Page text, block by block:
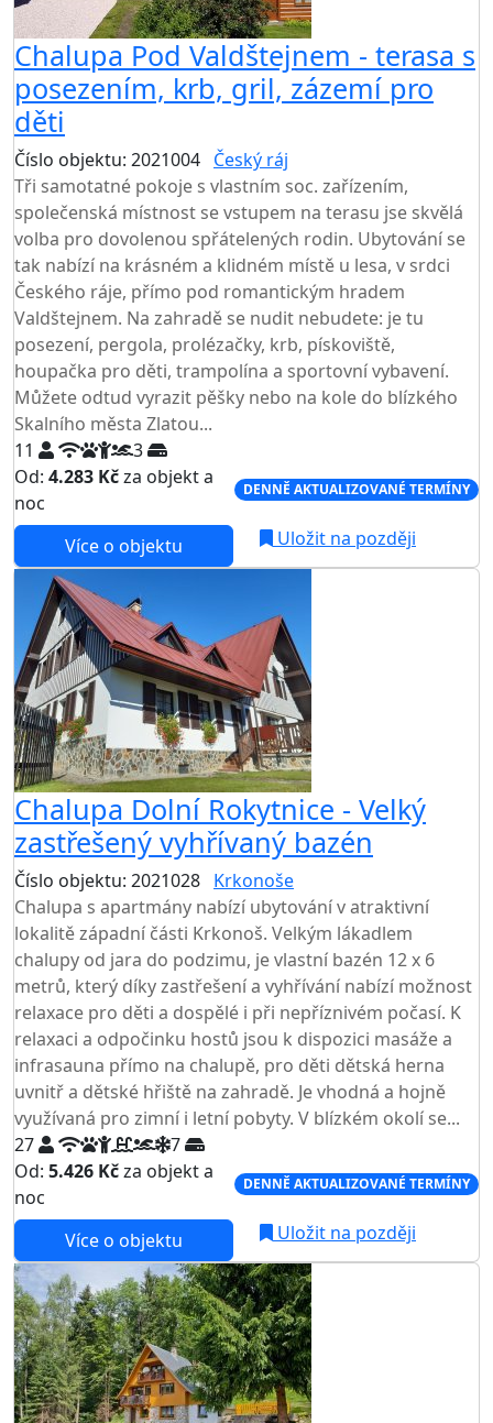
Chalupa Pod Valdštejnem - terasa s
posezením, krb, gril, zázemí pro
děti
Číslo objektu: 2021004 Český ráj
Tři samotatné pokoje s vlastním soc. zařízením,
společenská místnost se vstupem na terasu jse skvělá
volba pro dovolenou spřátelených rodin. Ubytování se
tak nabízí na krásném a klidném místě u lesa, v srdci
Českého ráje, přímo pod romantickým hradem
Valdštejnem. Na zahradě se nudit nebudete: je tu
posezení, pergola, prolézačky, krb, pískoviště,
houpačka pro děti, trampolína a sportovní vybavení.
Můžete odtud vyrazit pěšky nebo na kole do blízkého
Skalního města Zlatou...
11
3
Od: 4.283 Kčza objekt a
noc
DENNĚ AKTUALIZOVANÉ TERMÍNY
Více o objektu Uložit na později
Chalupa Dolní Rokytnice - Velký
zastřešený vyhřívaný bazén
Číslo objektu: 2021028 Krkonoše
Chalupa s apartmány nabízí ubytování v atraktivní
lokalitě západní části Krkonoš. Velkým lákadlem
chalupy od jara do podzimu, je vlastní bazén 12 x 6
metrů, který díky zastřešení a vyhřívání nabízí možnost
relaxace pro děti a dospělé i při nepříznivém počasí. K
relaxaci a odpočinku hostů jsou k dispozici masáže a
infrasauna přímo na chalupě, pro děti dětská herna
uvnitř a dětské hřiště na zahradě. Je vhodná a hojně
využívaná pro zimní i letní pobyty. V blízkém okolí se...
27
7
Od: 5.426 Kčza objekt a
noc
DENNĚ AKTUALIZOVANÉ TERMÍNY
Více o objektu Uložit na později